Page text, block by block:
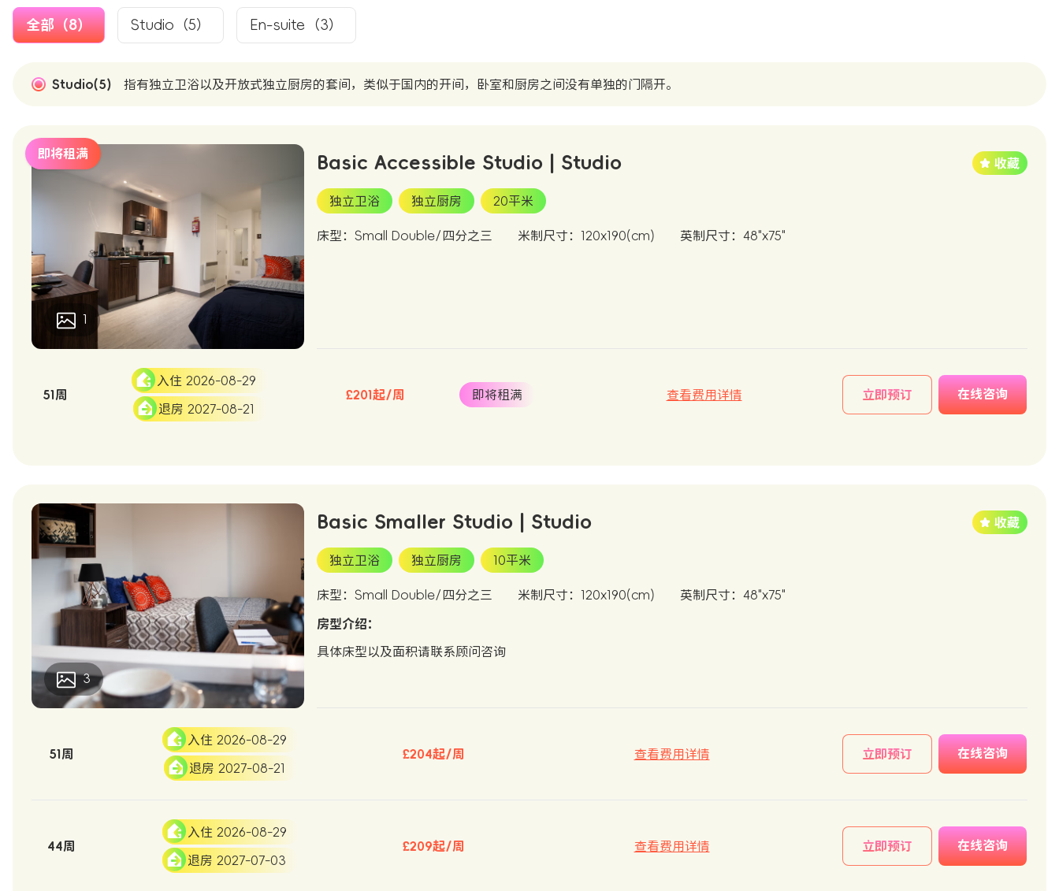
全部（8） Studio（5） En-suite（3）
Studio(5) 指有独立卫浴以及开放式独立厨房的套间，类似于国内的开间，卧室和厨房之间没有单独的门隔开。
即将租满
1
Basic Accessible Studio | Studio
独立卫浴 独立厨房 20平米
床型：Small Double/四分之三 米制尺寸：120x190(cm) 英制尺寸：48"x75"
51周
入住 2026-08-29
退房 2027-08-21
£201起/周 即将租满 查看费用详情 立即预订 在线咨询
3
Basic Smaller Studio | Studio
独立卫浴 独立厨房 10平米
床型：Small Double/四分之三 米制尺寸：120x190(cm) 英制尺寸：48"x75"
房型介绍：
具体床型以及面积请联系顾问咨询
51周
入住 2026-08-29
退房 2027-08-21
£204起/周 查看费用详情 立即预订 在线咨询
44周
入住 2026-08-29
退房 2027-07-03
£209起/周 查看费用详情 立即预订 在线咨询